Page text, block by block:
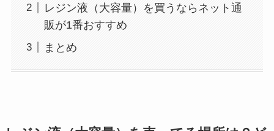
レジン液（大容量）を買うならネット通
販が1番おすすめ
まとめ